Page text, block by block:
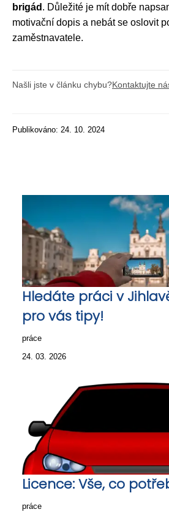
brigád . Důležité je mít dobře
motivační dopis a nebát se oslovit
zaměstnavatele.
Našli jste v článku chybu?Kontaktujte
Publikováno: 24. 10. 2024
Hledáte práci v
pro vás tipy!
práce
24. 03. 2026
Licence: Vše, co
práce